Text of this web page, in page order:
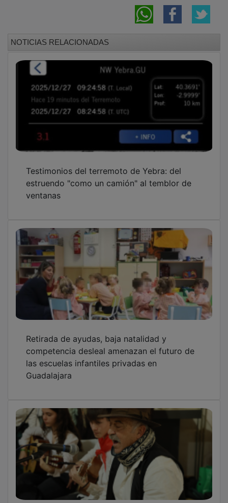
estruendo "como un camión" al temblor de
ventanas
competencia desleal amenazan el futuro de
las escuelas infantiles privadas en
Guadalajara